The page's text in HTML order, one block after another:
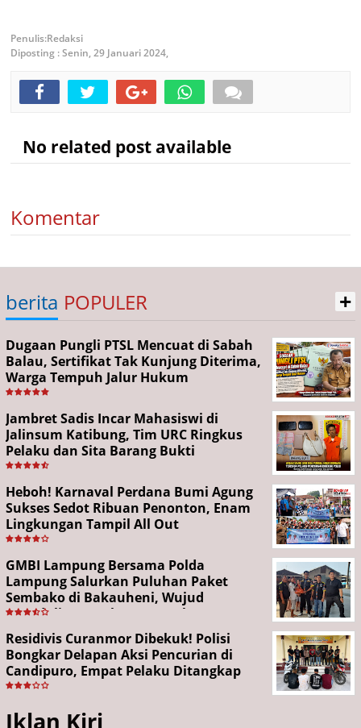
Redaksi
Diposting :Senin, 29 Januari 2024,
No related post available
Komentar
berita POPULER +
Dugaan Pungli PTSL Mencuat di Sabah
Balau, Sertifikat Tak Kunjung Diterima,
Warga Tempuh Jalur Hukum
Jambret Sadis Incar Mahasiswi di
Jalinsum Katibung, Tim URC Ringkus
Pelaku dan Sita Barang Bukti
Heboh! Karnaval Perdana Bumi Agung
Sukses Sedot Ribuan Penonton, Enam
Lingkungan Tampil All Out
GMBI Lampung Bersama Polda
Lampung Salurkan Puluhan Paket
Sembako di Bakauheni, Wujud
Kepedulian Sambut HUT RI ke-81
Residivis Curanmor Dibekuk! Polisi
Bongkar Delapan Aksi Pencurian di
Candipuro, Empat Pelaku Ditangkap
Iklan Kiri